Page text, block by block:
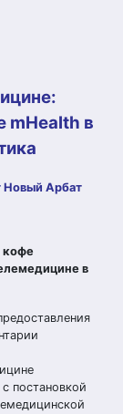
mHealth в
Новый Арбат
кофе
в
постановкой